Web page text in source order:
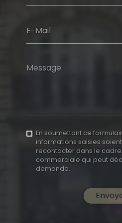
E-Mail
Message
En soumettant ce
informations saisies
recontacter dans le
commerciale qui peut
demande.